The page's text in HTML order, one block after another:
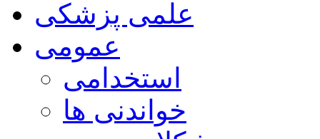
علمی پزشکی
عمومی
استخدامی
خواندنی ها